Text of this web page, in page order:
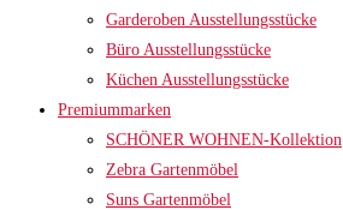
Garderoben Ausstellungsstücke
Büro Ausstellungsstücke
Küchen Ausstellungsstücke
Premiummarken
SCHÖNER WOHNEN-Kollektion
Zebra Gartenmöbel
Suns Gartenmöbel